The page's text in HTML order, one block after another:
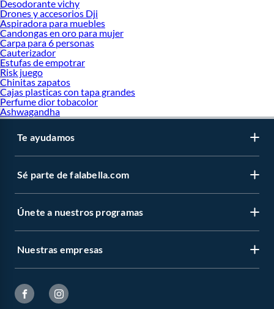
Desodorante vichy
Drones y accesorios Dji
Aspiradora para muebles
Candongas en oro para mujer
Carpa para 6 personas
Cauterizador
Estufas de empotrar
Risk juego
Chinitas zapatos
Cajas plasticas con tapa grandes
Perfume dior tobacolor
Ashwagandha
Te ayudamos
Sé parte de falabella.com
Únete a nuestros programas
Nuestras empresas